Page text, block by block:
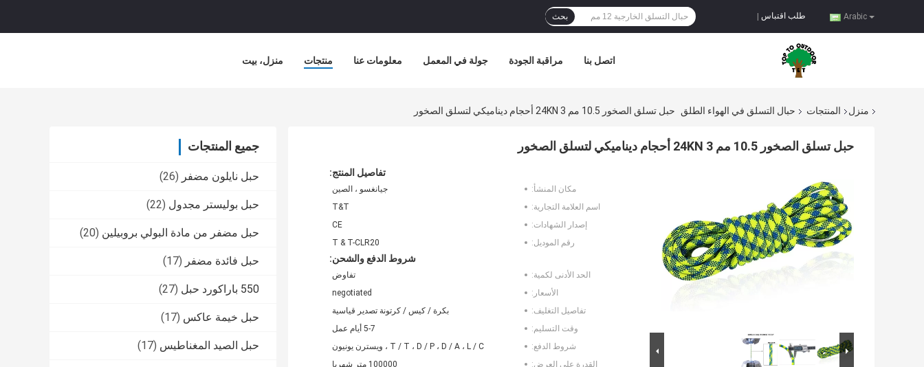
Arabic طلب اقتباس بحث
منزل، بيت منتجات معلومات عنا جولة في المعمل مراقبة الجودة اتصل بنا
منزل المنتجات حبال التسلق في الهواء الطلق حبل تسلق الصخور 10.5 مم 24KN 3 أحجام ديناميكي لتسلق الصخور
جميع المنتجات
حبل نايلون مضفر (26)
حبل بوليستر مجدول (22)
حبل مضفر من مادة البولي بروبيلين (20)
حبل فائدة مضفر (17)
550 باراكورد حبل (27)
حبل خيمة عاكس (17)
حبل الصيد المغناطيس (17)
حبل تسلق الصخور 10.5 مم 24KN 3 أحجام ديناميكي لتسلق الصخور
تفاصيل المنتج:
مكان المنشأ:
جيانغسو ، الصين
اسم العلامة التجارية:
T&T
إصدار الشهادات:
CE
رقم الموديل:
T & T-CLR20
شروط الدفع والشحن:
الحد الأدنى لكمية:
تفاوض
الأسعار:
negotiated
تفاصيل التغليف:
بكرة / كيس / كرتونة تصدير قياسية
وقت التسليم:
5-7 أيام عمل
شروط الدفع:
T / T ، D / P ، D / A ، L / C ، ويسترن يونيون
القدرة على العرض:
100000 متر شهريا